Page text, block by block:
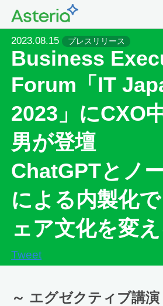
2023.08.15 プレスリリース
Business
Forum「IT
2023」にCXO
男が登壇
ChatGPTとノ
による内製化
ェア文化を変え
Tweet
～ エグゼクティブ講